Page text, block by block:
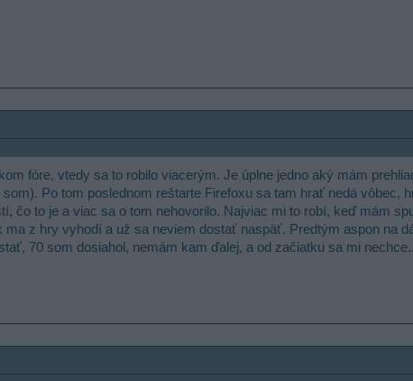
fóre, vtedy sa to robilo viacerým. Je úplne jedno aký mám
Po tom poslednom reštarte Firefoxu sa tam hrať nedá vôbec,
čo to je a viac sa o tom nehovorilo. Najviac mi to robí, keď mám
z hry vyhodí a už sa neviem dostať naspäť. Predtým aspon na
70 som dosiahol, nemám kam ďalej, a od začiatku sa mi